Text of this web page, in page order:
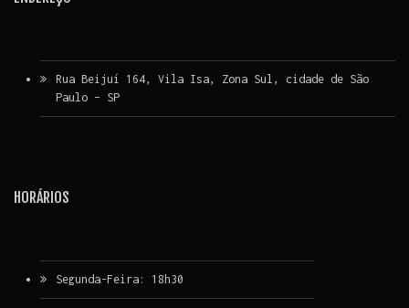
Rua Beijuí 164, Vila Isa, Zona Sul, cidade de São
Paulo – SP
HORÁRIOS
Segunda-Feira: 18h30